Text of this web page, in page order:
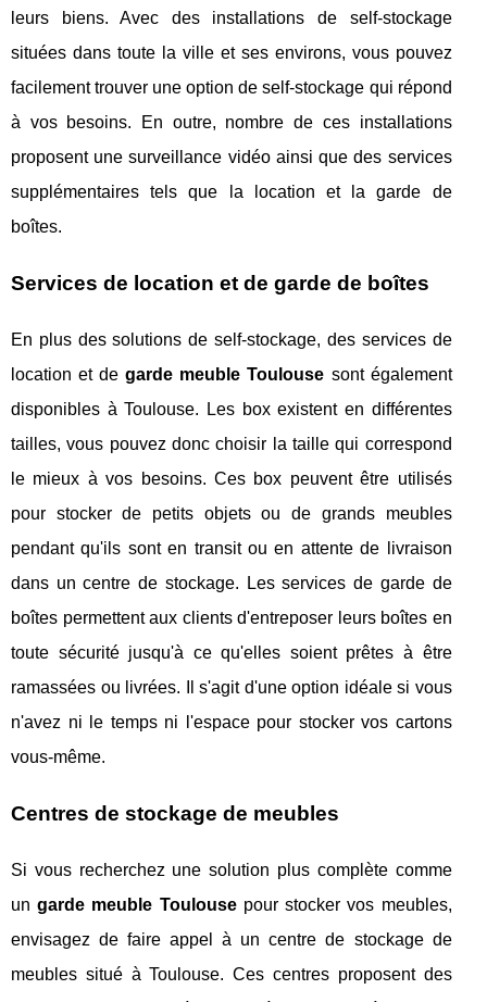
leurs biens. Avec des installations de self-stockage
situées dans toute la ville et ses environs, vous pouvez
facilement trouver une option de self-stockage qui répond
à vos besoins. En outre, nombre de ces installations
proposent une surveillance vidéo ainsi que des services
supplémentaires tels que la location et la garde de
boîtes.
Services de location et de garde de boîtes
En plus des solutions de self-stockage, des services de
location et degarde meuble Toulouse sont également
disponibles à Toulouse. Les box existent en différentes
tailles, vous pouvez donc choisir la taille qui correspond
le mieux à vos besoins. Ces box peuvent être utilisés
pour stocker de petits objets ou de grands meubles
pendant qu'ils sont en transit ou en attente de livraison
dans un centre de stockage. Les services de garde de
boîtes permettent aux clients d'entreposer leurs boîtes en
toute sécurité jusqu'à ce qu'elles soient prêtes à être
ramassées ou livrées. Il s'agit d'une option idéale si vous
n'avez ni le temps ni l'espace pour stocker vos cartons
vous-même.
Centres de stockage de meubles
Si vous recherchez une solution plus complète comme
ungarde meuble Toulousepour stocker vos meubles,
envisagez de faire appel à un centre de stockage de
meubles situé à Toulouse. Ces centres proposent des